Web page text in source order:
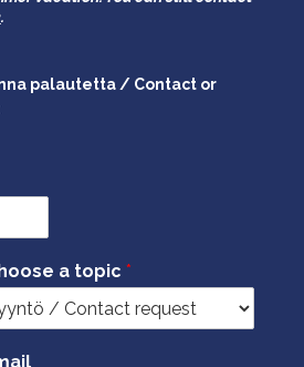
.
palautetta / Contact or
a topic *